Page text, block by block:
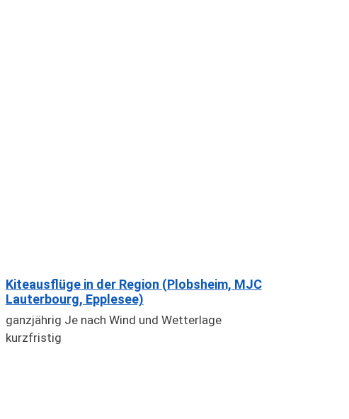
Kiteausflüge in der Region (Plobsheim, MJC
Lauterbourg, Epplesee)
ganzjährig Je nach Wind und Wetterlage
kurzfristig